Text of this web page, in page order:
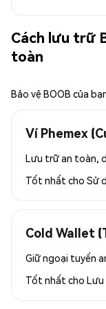
Cách lưu trữ
toàn
Bảo vệ BOOB của
Ví Phemex
Lưu trữ an toàn,
Tốt nhất cho Sử
Cold Wallet
Giữ ngoại tuyến
Tốt nhất cho Lưu